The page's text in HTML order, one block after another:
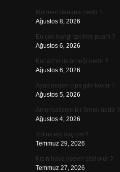
Moment dengesi nedir ?
Ağustos 8, 2026
En çok hangi takımın puanı ?
Ağustos 6, 2026
Kur’an’ın ilk örneği nedir ?
Ağustos 6, 2026
Ayak neden cips gibi kokar ?
Ağustos 5, 2026
Amensalizme bir örnek nedir ?
Ağustos 4, 2026
Yolluk eni kaç cm ?
Temmuz 29, 2026
Kışın hava neden sisli olur ?
Temmuz 27, 2026